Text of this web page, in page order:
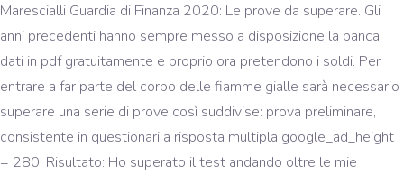
Marescialli Guardia di Finanza 2020: Le prove da superare. Gli
anni precedenti hanno sempre messo a disposizione la banca
dati in pdf gratuitamente e proprio ora pretendono i soldi. Per
entrare a far parte del corpo delle fiamme gialle sarà necessario
superare una serie di prove così suddivise: prova preliminare,
consistente in questionari a risposta multipla google_ad_height
= 280; Risultato: Ho superato il test andando oltre le mie